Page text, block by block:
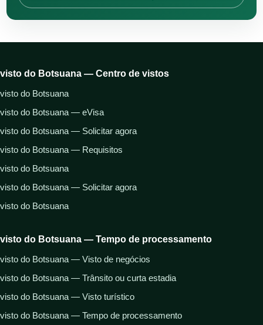
visto do Botsuana — Centro de vistos
visto do Botsuana
visto do Botsuana — eVisa
visto do Botsuana — Solicitar agora
visto do Botsuana — Requisitos
visto do Botsuana
visto do Botsuana — Solicitar agora
visto do Botsuana
visto do Botsuana — Tempo de processamento
visto do Botsuana — Visto de negócios
visto do Botsuana — Trânsito ou curta estadia
visto do Botsuana — Visto turístico
visto do Botsuana — Tempo de processamento